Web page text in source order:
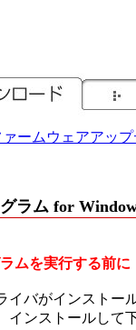
ァームウェアアッ
ラム for
ムを実行する前に
イバがインストー
インストールして